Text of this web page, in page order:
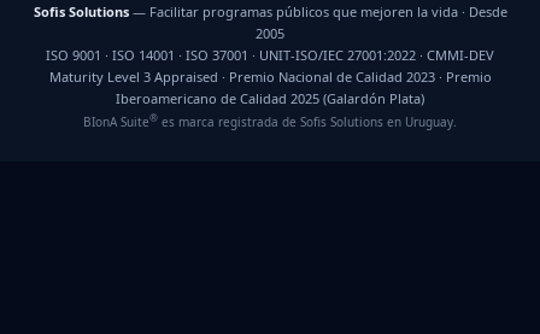
Sofis Solutions— Facilitar programas públicos que mejoren la vida · Desde
2005
ISO 9001 · ISO 14001 · ISO 37001 · UNIT-ISO/IEC 27001:2022 · CMMI-DEV
Maturity Level 3 Appraised · Premio Nacional de Calidad 2023 · Premio
Iberoamericano de Calidad 2025 (Galardón Plata)
BIonA Suite® es marca registrada de Sofis Solutions en Uruguay.